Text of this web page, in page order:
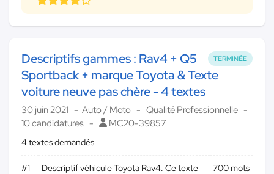
TERMINÉE
Descriptifs gammes : Rav4 + Q5
Sportback + marque Toyota & Texte
voiture neuve pas chère - 4 textes
30 juin 2021 Auto / Moto
Qualité Professionnelle
10 candidatures
MC20-39857
4 textes demandés
#1
Descriptif véhicule Toyota Rav4. Ce texte
700 mots